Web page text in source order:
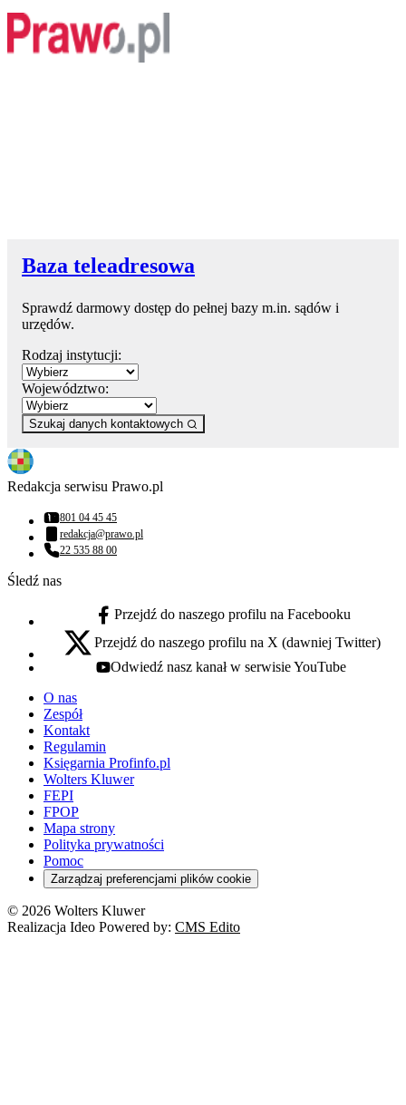
Baza teleadresowa
Sprawdź darmowy dostęp do pełnej bazy m.in. sądów i
urzędów.
Rodzaj instytucji:
Województwo:
Szukaj danych kontaktowych
Redakcja serwisu Prawo.pl
Numer telefonu:
801 04 45 45
Adres email:
redakcja@prawo.pl
Numer telefonu:
22 535 88 00
Śledź nas
facebook - otwiera się w nowej karcie
Przejdź do naszego profilu na Facebooku
x - otwiera się w nowej karcie
Przejdź do naszego profilu na X (dawniej Twitter)
youtube - otwiera się w nowej karcie
Odwiedź nasz kanał w serwisie YouTube
O nas
Zespół
Kontakt
Regulamin
Księgarnia Profinfo.pl
Wolters Kluwer
FEPI
FPOP
Mapa strony
Polityka prywatności
Pomoc
Zarządzaj preferencjami plików cookie
© 2026 Wolters Kluwer
Realizacja Ideo Powered by: CMS Edito